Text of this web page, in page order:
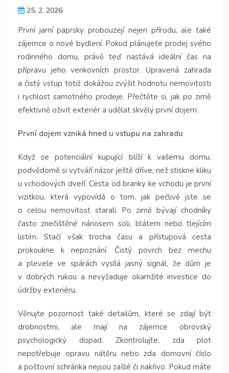
25. 2. 2026
První jarní paprsky probouzejí nejen přírodu, ale také
zájemce o nové bydlení. Pokud plánujete prodej svého
rodinného domu, právě teď nastává ideální čas na
přípravu jeho venkovních prostor. Upravená zahrada
a čistý vstup totiž dokážou zvýšit hodnotu nemovitosti
i rychlost samotného prodeje. Přečtěte si, jak po zimě
efektivně oživit exteriér a udělat skvělý první dojem.
První dojem vzniká hned u vstupu na zahradu
Když se potenciální kupující blíží k vašemu domu,
podvědomě si vytváří názor ještě dříve, než stiskne kliku
u vchodových dveří. Cesta od branky ke vchodu je první
vizitkou, která vypovídá o tom, jak pečlivě jste se
o celou nemovitost starali. Po zimě bývají chodníky
často znečištěné nánosem soli, blátem nebo tlejícím
listím. Stačí však trocha času a přístupová cesta
prokoukne k nepoznání. Čistý povrch bez mechu
a plevele ve spárách vysílá jasný signál, že dům je
v dobrých rukou a nevyžaduje okamžité investice do
údržby exteriéru.
Věnujte pozornost také detailům, které se zdají být
drobnostmi, ale mají na zájemce obrovský
psychologický dopad. Zkontrolujte, zda plot
nepotřebuje opravu nátěru nebo zda domovní číslo
a poštovní schránka nejsou zašlé či nakřivo. Pokud máte